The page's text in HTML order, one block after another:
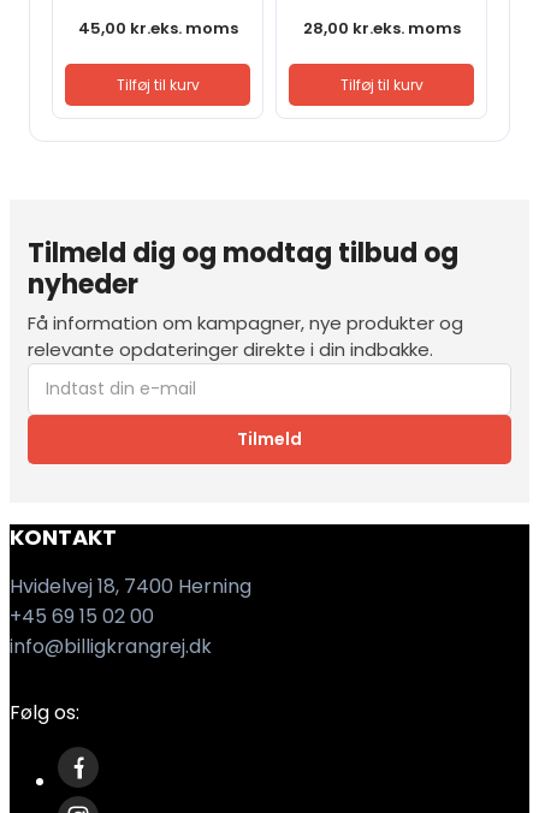
45,00 kr.eks. moms
Tilføj til kurv
28,00 kr.eks. moms
Tilføj til kurv
Tilmeld dig og modtag tilbud og
nyheder
Få information om kampagner, nye produkter og
relevante opdateringer direkte i din indbakke.
Tilmeld
KONTAKT
Hvidelvej 18, 7400 Herning
+45 69 15 02 00
info@billigkrangrej.dk
Følg os: